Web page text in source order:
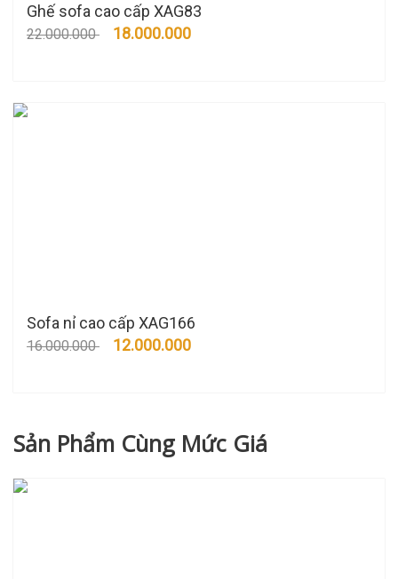
Ghế sofa cao cấp XAG83
22.000.000 18.000.000
Sofa nỉ cao cấp XAG166
16.000.000 12.000.000
Sản Phẩm Cùng Mức Giá